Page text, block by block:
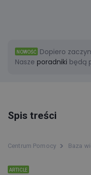
NOWOŚĆ
Dopiero
Nasze poradniki będą
Spis treści
Pierwsze kroki
Faktury i płatności
Centrum Pomocy Baza
ARTICLE